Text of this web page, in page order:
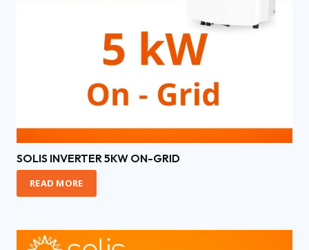
SOLIS INVERTER 5KW ON-GRID
READ MORE